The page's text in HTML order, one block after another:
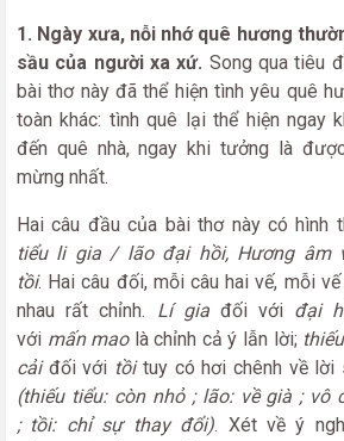
1. Ngày xưa, nỗi nhớ quê hương
sầu của người xa xứ. Song qua tiêu
bài thơ này đã thể hiện tình yêu quê
toàn khác: tình quê lại thể hiện ngay
đến quê nhà, ngay khi tưởng là
mừng nhất.
Hai câu đầu của bài thơ này có hình
tiểu li gia / lão đại hồi, Hương âm
tồi. Hai câu đối, mỗi câu hai vế, mỗi
nhau rất chỉnh. Lí giađối với đại
với mấn maolà chỉnh cả ý lẫn lời;
cảiđối với tồituy có hơi chênh về lời
(thiếu tiểu: còn nhỏ ; lão: về già ; vô
; tồi: chỉ sự thay đổi). Xét về ý